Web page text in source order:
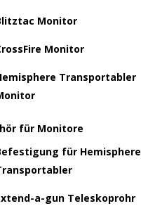
Monitor
Monitor
Transportabler
für Monitore
für Hemisphere
a-gun Teleskoprohr